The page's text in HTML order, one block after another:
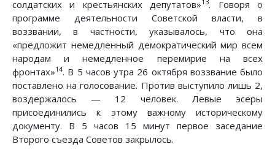
солдатских и крестьянских депутатов»
. Говоря о
программе деятельности Советской власти, в
воззвании, в частности, указывалось, что она
«предложит немедленный демократический мир всем
народам и немедленное перемирие на всех
фронтах»14. В 5 часов утра 26 октября воззвание было
поставлено на голосование. Против выступило лишь 2,
воздержалось — 12 человек. Левые эсеры
присоединились к этому важному историческому
документу. В 5 часов 15 минут первое заседание
Второго съезда Советов закрылось.